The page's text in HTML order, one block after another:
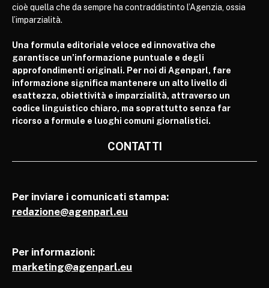
cioè quella che da sempre ha contraddistinto l’Agenzia, ossia
l’imparzialità.
Una formula editoriale veloce ed innovativa che
garantisce un’informazione puntuale e degli
approfondimenti originali. Per noi di Agenparl, fare
informazione significa mantenere un alto livello di
esattezza, obiettività e imparzialità, attraverso un
codice linguistico chiaro, ma soprattutto senza far
ricorso a formule e luoghi comuni giornalistici.
CONTATTI
Per inviare i comunicati stampa:
redazione@agenparl.eu
Per informazioni:
marketing@agenparl.eu